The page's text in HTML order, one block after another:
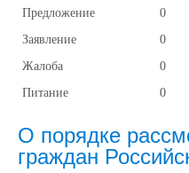
Предложение
0
Заявление
0
Жалоба
0
Питание
0
О порядке
граждан